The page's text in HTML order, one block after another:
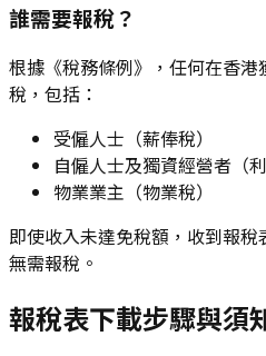
誰需要報稅？
根據《稅務條例》，任何在香
稅，包括：
受僱人士（薪俸稅）
自僱人士及獨資經營者（利
物業業主（物業稅）
即使收入未達免稅額，收到報
無需報稅。
報稅表下載步驟與須